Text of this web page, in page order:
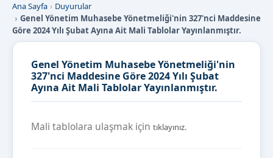
Ana Sayfa
Duyurular
Genel Yönetim Muhasebe Yönetmeliği'nin 327'nci Maddesine
Göre 2024 Yılı Şubat Ayına Ait Mali Tablolar Yayınlanmıştır.
Genel Yönetim Muhasebe Yönetmeliği'nin
327'nci Maddesine Göre 2024 Yılı Şubat
Ayına Ait Mali Tablolar Yayınlanmıştır.
Mali tablolara ulaşmak için tıklayınız.